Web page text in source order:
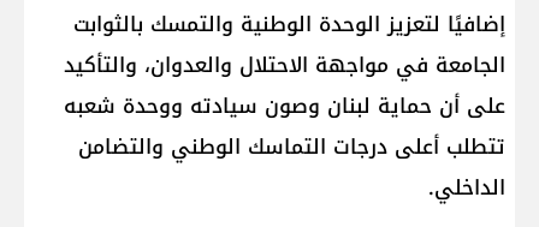
إضافيًا لتعزيز الوحدة الوطنية والتمسك بالثوابت
الجامعة في مواجهة الاحتلال والعدوان، والتأكيد
على أن حماية لبنان وصون سيادته ووحدة شعبه
تتطلب أعلى درجات التماسك الوطني والتضامن
الداخلي.